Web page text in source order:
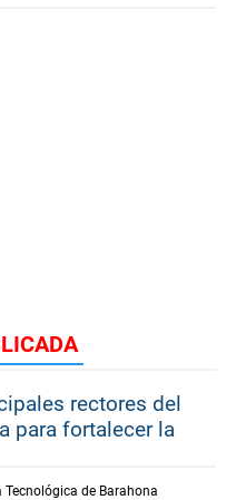
rectores del
para fortalecer la
Tecnológica de Barahona